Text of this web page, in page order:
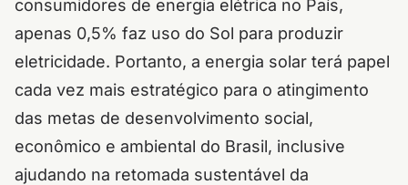
consumidores de energia elétrica no País,
apenas 0,5% faz uso do Sol para produzir
eletricidade. Portanto, a energia solar terá papel
cada vez mais estratégico para o atingimento
das metas de desenvolvimento social,
econômico e ambiental do Brasil, inclusive
ajudando na retomada sustentável da